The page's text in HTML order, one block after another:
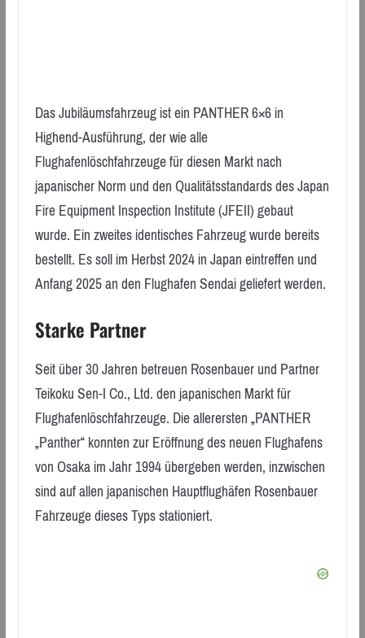
Das Jubiläumsfahrzeug ist ein PANTHER 6×6 in
Highend-Ausführung, der wie alle
Flughafenlöschfahrzeuge für diesen Markt nach
japanischer Norm und den Qualitätsstandards des Japan
Fire Equipment Inspection Institute (JFEII) gebaut
wurde. Ein zweites identisches Fahrzeug wurde bereits
bestellt. Es soll im Herbst 2024 in Japan eintreffen und
Anfang 2025 an den Flughafen Sendai geliefert werden.
Starke Partner
Seit über 30 Jahren betreuen Rosenbauer und Partner
Teikoku Sen-I Co., Ltd. den japanischen Markt für
Flughafenlöschfahrzeuge. Die allerersten „PANTHER
„Panther“ konnten zur Eröffnung des neuen Flughafens
von Osaka im Jahr 1994 übergeben werden, inzwischen
sind auf allen japanischen Hauptflughäfen Rosenbauer
Fahrzeuge dieses Typs stationiert.